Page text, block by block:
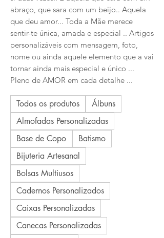
abraço, que sara com um beijo.. Aquela
que deu amor... Toda a Mãe merece
sentir-te única, amada e especial .. Artigos
personalizáveis com mensagem, foto,
nome ou ainda aquele elemento que a vai
tornar ainda mais especial e único ...
Pleno de AMOR em cada detalhe ...
Todos os produtos
Álbuns
Almofadas Personalizadas
Base de Copo
Batismo
Bijuteria Artesanal
Bolsas Multiusos
Cadernos Personalizados
Caixas Personalizadas
Canecas Personalizadas